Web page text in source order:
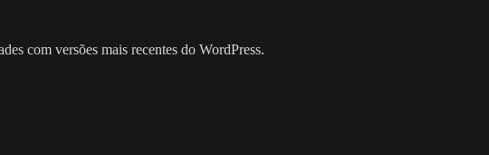
com versões mais recentes do WordPress.